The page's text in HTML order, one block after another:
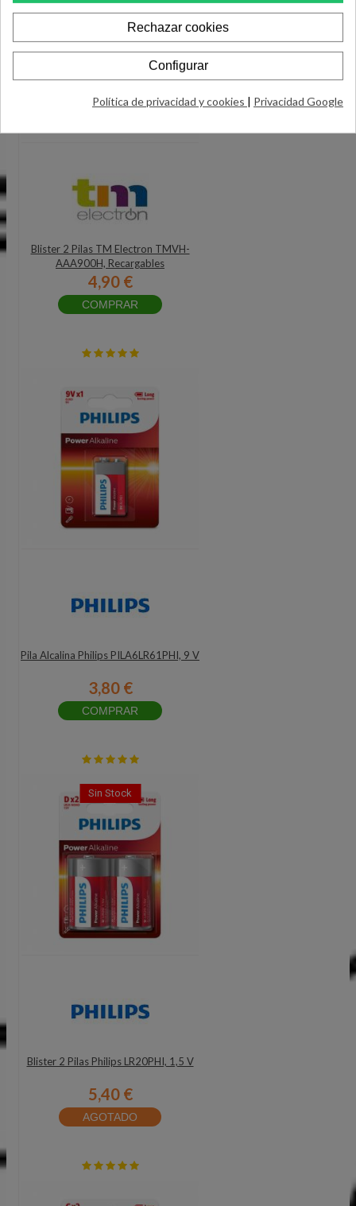
Blister 2 Pilas TM Electron TMVH-
AAA900H, Recargables
4,90 €
COMPRAR
Pila Alcalina Philips PILA6LR61PHI, 9 V
3,80 €
COMPRAR
Sin Stock
Blister 2 Pilas Philips LR20PHI, 1,5 V
5,40 €
AGOTADO
Rechazar cookies
Configurar
Política de privacidad y cookies | Privacidad Google